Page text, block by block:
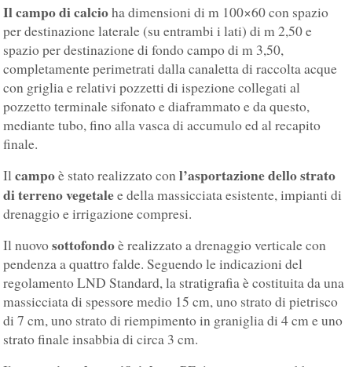
Il campo di calcioha dimensioni di m 100×60 con spazio
per destinazione laterale (su entrambi i lati) di m 2,50 e
spazio per destinazione di fondo campo di m 3,50,
completamente perimetrati dalla canaletta di raccolta acque
con griglia e relativi pozzetti di ispezione collegati al
pozzetto terminale sifonato e diaframmato e da questo,
mediante tubo, fino alla vasca di accumulo ed al recapito
finale.
Ilcampoè stato realizzato conl’asportazione dello strato
di terreno vegetalee della massicciata esistente, impianti di
drenaggio e irrigazione compresi.
Il nuovosottofondoè realizzato a drenaggio verticale con
pendenza a quattro falde. Seguendo le indicazioni del
regolamento LND Standard, la stratigrafia è costituita da una
massicciata di spessore medio 15 cm, uno strato di pietrisco
di 7 cm, uno strato di riempimento in graniglia di 4 cm e uno
strato finale insabbia di circa 3 cm.